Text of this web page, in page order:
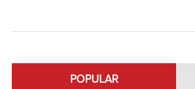
POPULAR